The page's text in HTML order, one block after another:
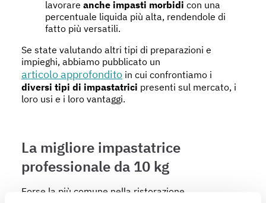
lavorare anche impasti morbidi con una
percentuale liquida più alta, rendendole di
fatto più versatili.
Se state valutando altri tipi di preparazioni e
impieghi, abbiamo pubblicato un
articolo approfondito in cui confrontiamo i
diversi tipi di impastatrici presenti sul mercato, i
loro usi e i loro vantaggi.
La migliore impastatrice
professionale da 10 kg
Forse la più comune nella ristorazione,